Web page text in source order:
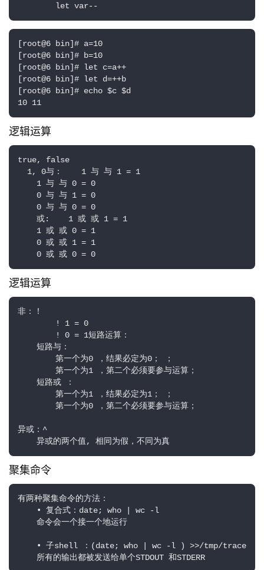
let var--
[root@6 bin]# a=10
[root@6 bin]# b=10
[root@6 bin]# let c=a++
[root@6 bin]# let d=++b
[root@6 bin]# echo $c $d
10 11
逻辑运算
true, false
1, 0与：    1 与 与 1 = 1
1 与 与 0 = 0
0 与 与 1 = 0
0 与 与 0 = 0
或:    1 或 或 1 = 1
1 或 或 0 = 1
0 或 或 1 = 1
0 或 或 0 = 0
逻辑运算
非：！
! 1 = 0
! 0 = 1短路运算：
短路与：
第一个为0 ，结果必定为0； ；
第一个为1 ，第二个必须要参与运算；
短路或 ：
第一个为1 ，结果必定为1； ；
第一个为0 ，第二个必须要参与运算；
异或：^
异或的两个值, 相同为假，不同为真
聚集命令
有两种聚集命令的方法：
• 复合式：date; who | wc -l
命令会一个接一个地运行
• 子shell ：(date; who | wc -l ) >>/tmp/trace
所有的输出都被发送给单个STDOUT 和STDERR